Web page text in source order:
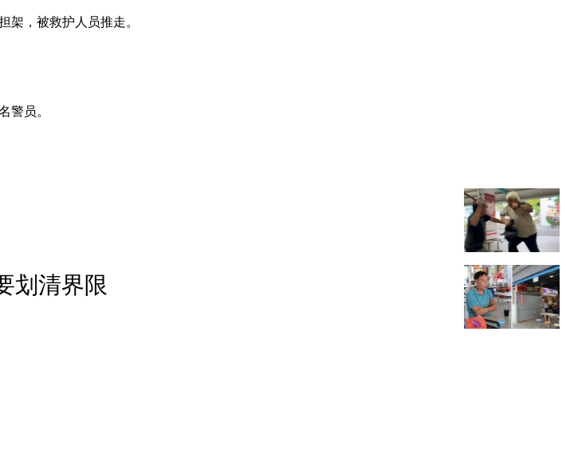
架，被救护人员推走。
警员。
划清界限